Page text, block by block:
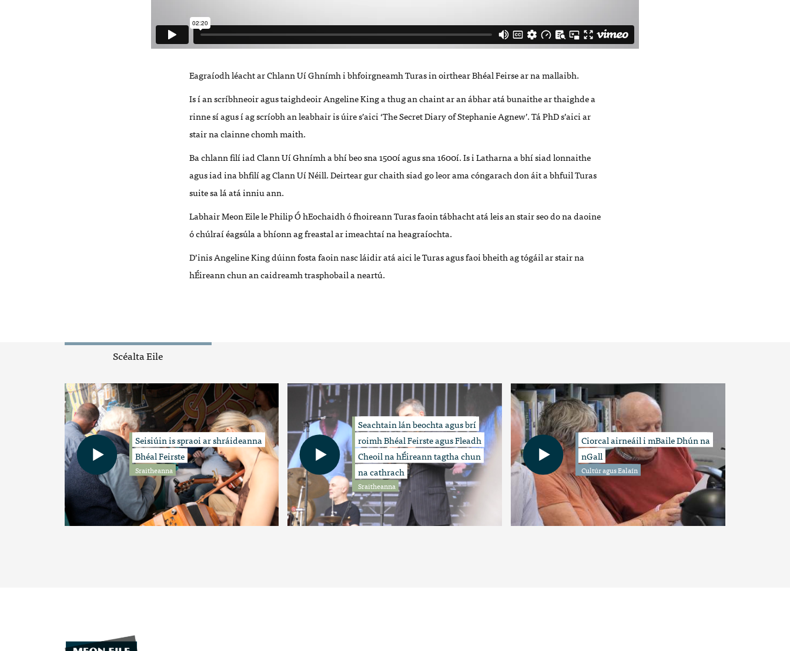
Eagraíodh léacht ar Chlann Uí Ghnímh i bhfoirgneamh Turas in oirthear Bhéal Feirse ar na mallaibh.
Is í an scríbhneoir agus taighdeoir Angeline King a thug an chaint ar an ábhar atá bunaithe ar thaighde a
rinne sí agus í ag scríobh an leabhair is úire s’aici ‘The Secret Diary of Stephanie Agnew’. Tá PhD s’aici ar
stair na clainne chomh maith.
Ba chlann filí iad Clann Uí Ghnímh a bhí beo sna 1500í agus sna 1600í. Is i Latharna a bhí siad lonnaithe
agus iad ina bhfilí ag Clann Uí Néill. Deirtear gur chaith siad go leor ama cóngarach don áit a bhfuil Turas
suite sa lá atá inniu ann.
Labhair Meon Eile le Philip Ó hEochaidh ó fhoireann Turas faoin tábhacht atá leis an stair seo do na daoine
ó chúlraí éagsúla a bhíonn ag freastal ar imeachtaí na heagraíochta.
D’inis Angeline King dúinn fosta faoin nasc láidir atá aici le Turas agus faoi bheith ag tógáil ar stair na
hÉireann chun an caidreamh trasphobail a neartú.
Scéalta Eile
Seisiúin is spraoi ar shráideanna
Bhéal Feirste
Sraitheanna
Seachtain lán beochta agus brí
roimh Bhéal Feirste agus Fleadh
Cheoil na hÉireann tagtha chun
na cathrach
Sraitheanna
Ciorcal airneáil i mBaile Dhún na
nGall
Cultúr agus Ealaín